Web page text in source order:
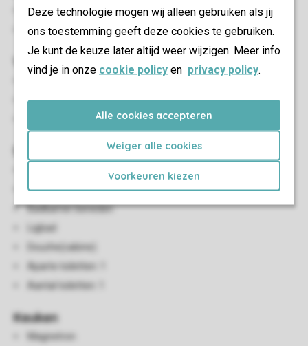
Deze technologie mogen wij alleen gebruiken als jij
ons toestemming geeft deze cookies te gebruiken.
Je kunt de keuze later altijd weer wijzigen. Meer info
vind je in onze cookie policy en privacy policy.
Alle cookies accepteren
Weiger alle cookies
Voorkeuren kiezen
Aantal slaapkamers: 3
Slaapkamers boven: 2
Woon-/eetkamer
Eethoek
Badkamers beneden: 1
Badkamer beneden
Ligbad
Douche(cabine)
Aparte toiletten: 1
Aantal toiletten: 1
Keuken
Magnetron